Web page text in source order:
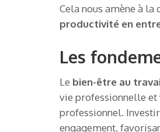
Cela nous amène à la
productivité en
Les
Le bien-être au
vie professionnelle et
professionnel.
engagement,